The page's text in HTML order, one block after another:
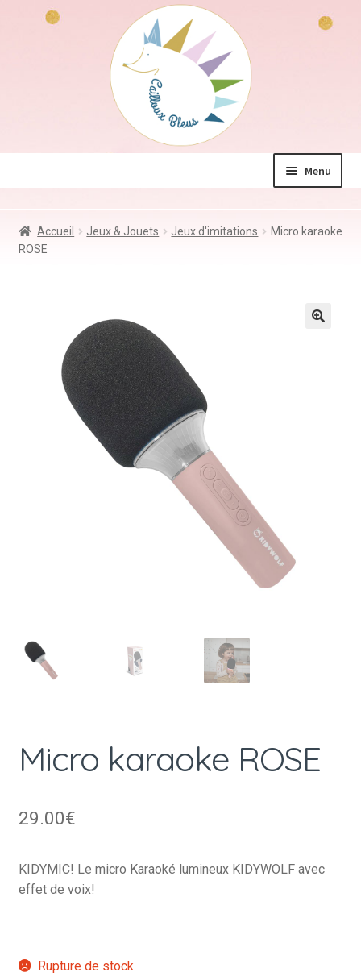
Menu
Jeux & Jouets
Kdo à – de 10€
Accueil Jeux & Jouets Jeux d'imitations
Micro karaoke
ROSE
Micro karaoke ROSE
29.00€
KIDYMIC! Le micro Karaoké lumineux KIDYWOLF avec
effet de voix!
Rupture de stock